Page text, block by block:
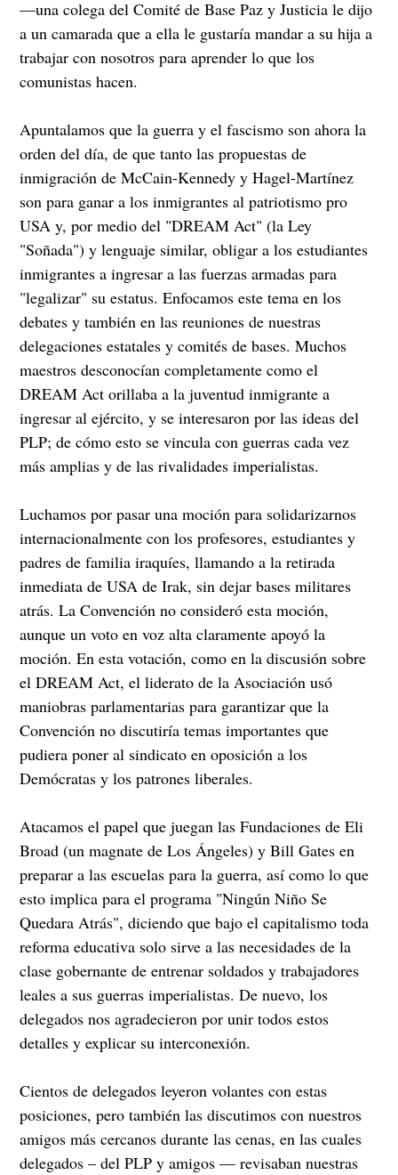
—una colega del Comité de Base Paz y Justicia le dijo
a un camarada que a ella le gustaría mandar a su hija a
trabajar con nosotros para aprender lo que los
comunistas hacen.
Apuntalamos que la guerra y el fascismo son ahora la
orden del día, de que tanto las propuestas de
inmigración de McCain-Kennedy y Hagel-Martínez
son para ganar a los inmigrantes al patriotismo pro
USA y, por medio del "DREAM Act" (la Ley
"Soñada") y lenguaje similar, obligar a los estudiantes
inmigrantes a ingresar a las fuerzas armadas para
"legalizar" su estatus. Enfocamos este tema en los
debates y también en las reuniones de nuestras
delegaciones estatales y comités de bases. Muchos
maestros desconocían completamente como el
DREAM Act orillaba a la juventud inmigrante a
ingresar al ejército, y se interesaron por las ideas del
PLP; de cómo esto se vincula con guerras cada vez
más amplias y de las rivalidades imperialistas.
Luchamos por pasar una moción para solidarizarnos
internacionalmente con los profesores, estudiantes y
padres de familia iraquíes, llamando a la retirada
inmediata de USA de Irak, sin dejar bases militares
atrás. La Convención no consideró esta moción,
aunque un voto en voz alta claramente apoyó la
moción. En esta votación, como en la discusión sobre
el DREAM Act, el liderato de la Asociación usó
maniobras parlamentarias para garantizar que la
Convención no discutiría temas importantes que
pudiera poner al sindicato en oposición a los
Demócratas y los patrones liberales.
Atacamos el papel que juegan las Fundaciones de Eli
Broad (un magnate de Los Ángeles) y Bill Gates en
preparar a las escuelas para la guerra, así como lo que
esto implica para el programa "Ningún Niño Se
Quedara Atrás", diciendo que bajo el capitalismo toda
reforma educativa solo sirve a las necesidades de la
clase gobernante de entrenar soldados y trabajadores
leales a sus guerras imperialistas. De nuevo, los
delegados nos agradecieron por unir todos estos
detalles y explicar su interconexión.
Cientos de delegados leyeron volantes con estas
posiciones, pero también las discutimos con nuestros
amigos más cercanos durante las cenas, en las cuales
delegados – del PLP y amigos — revisaban nuestras